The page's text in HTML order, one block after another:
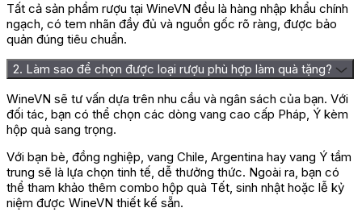
Tất cả sản phẩm rượu tại WineVN đều là hàng nhập khẩu chính
ngạch, có tem nhãn đầy đủ và nguồn gốc rõ ràng, được bảo
quản đúng tiêu chuẩn.
2. Làm sao để chọn được loại rượu phù hợp làm quà tặng?
WineVN sẽ tư vấn dựa trên nhu cầu và ngân sách của bạn. Với
đối tác, bạn có thể chọn các dòng vang cao cấp Pháp, Ý kèm
hộp quà sang trọng.
Với bạn bè, đồng nghiệp, vang Chile, Argentina hay vang Ý tầm
trung sẽ là lựa chọn tinh tế, dễ thưởng thức. Ngoài ra, bạn có
thể tham khảo thêm combo hộp quà Tết, sinh nhật hoặc lễ kỷ
niệm được WineVN thiết kế sẵn.